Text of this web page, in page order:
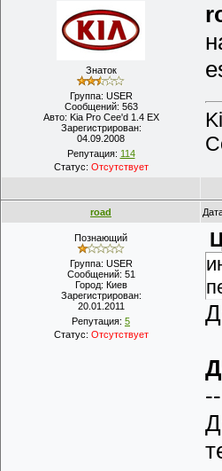
Знаток
Группа: USER
Сообщений: 563
Авто: Kia Pro Cee'd 1.4 EX
Зарегистрирован:
04.09.2008
Репутация: 114
Статус: Отсутствует
road
Познающий
Группа: USER
Сообщений: 51
Город: Киев
Зарегистрирован:
20.01.2011
Репутация: 5
Статус: Отсутствует